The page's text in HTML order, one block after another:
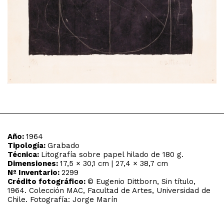
Año: 1964
Tipología: Grabado
Técnica: Litografía sobre papel hilado de 180 g.
Dimensiones: 17,5 × 30,1 cm | 27,4 × 38,7 cm
Nº Inventario: 2299
Crédito fotográfico: © Eugenio Dittborn, Sin título,
1964. Colección MAC, Facultad de Artes, Universidad de
Chile. Fotografía: Jorge Marín